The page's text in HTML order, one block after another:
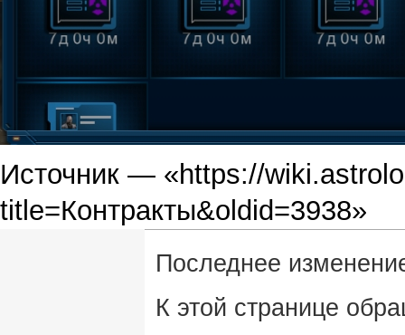
Источник — «https://
title=Контракты&oldid=3938»
Последнее
К этой странице